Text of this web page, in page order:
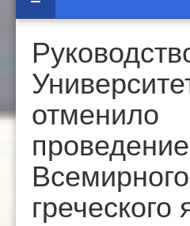
отменило
проведение
греческого